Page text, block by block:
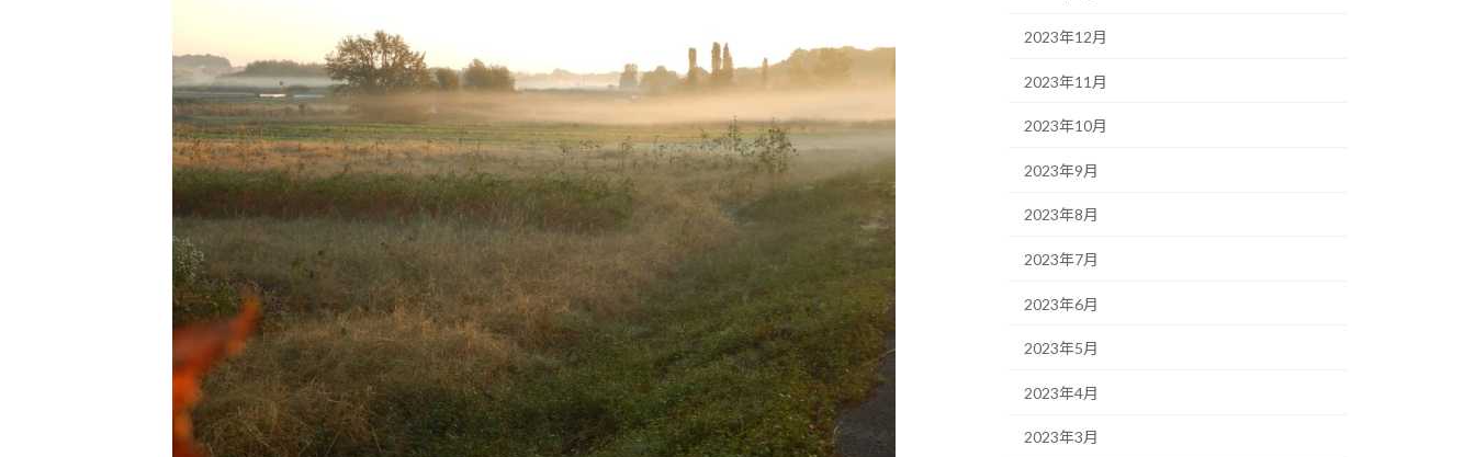
2023年12月
2023年11月
2023年10月
2023年9月
2023年8月
2023年7月
2023年6月
2023年5月
2023年4月
2023年3月